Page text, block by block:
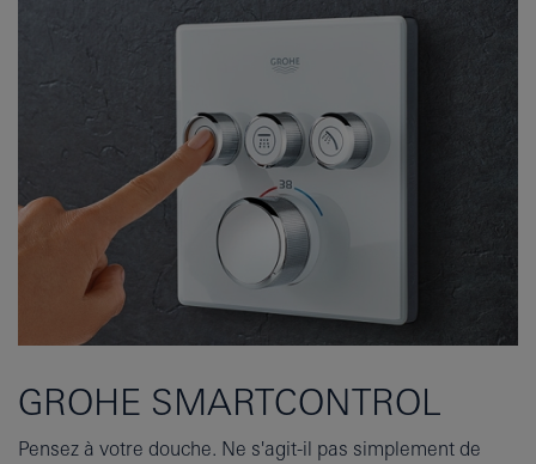
GROHE SMARTCONTROL
Pensez à votre douche. Ne s'agit-il pas simplement de